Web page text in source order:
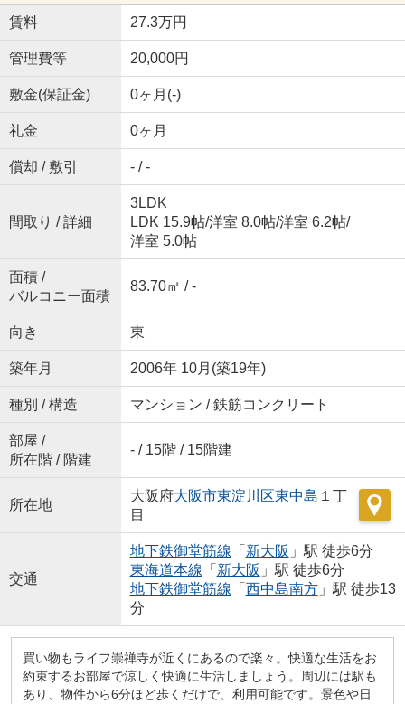
賃料 27.3万円
管理費等 20,000円
敷金(保証金) 0ヶ月(-)
礼金 0ヶ月
償却 / 敷引 - / -
間取り / 詳細
3LDK
LDK 15.9帖/洋室 8.0帖/洋室 6.2帖/
洋室 5.0帖
面積 /
バルコニー面積
83.70㎡ / -
向き 東
築年月 2006年 10月(築19年)
種別 / 構造 マンション / 鉄筋コンクリート
部屋 /
所在階 / 階建
- / 15階 / 15階建
所在地
大阪府大阪市東淀川区東中島 １丁
目
交通
地下鉄御堂筋線 「 新大阪 」駅 徒歩6分
東海道本線 「 新大阪 」駅 徒歩6分
地下鉄御堂筋線 「 西中島南方」駅 徒歩13
分
買い物もライフ崇禅寺が近くにあるので楽々。快適な生活をお
約束するお部屋で涼しく快適に生活しましょう。周辺には駅も
あり、物件から6分ほど歩くだけで、利用可能です。景色や日